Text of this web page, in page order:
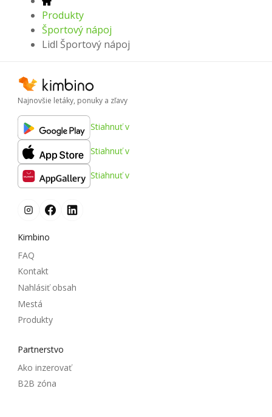
Produkty
Športový nápoj
Lidl Športový nápoj
Najnovšie letáky, ponuky a zľavy
Stiahnuť v
Stiahnuť v
Stiahnuť v
Kimbino
FAQ
Kontakt
Nahlásiť obsah
Mestá
Produkty
Partnerstvo
Ako inzerovať
B2B zóna